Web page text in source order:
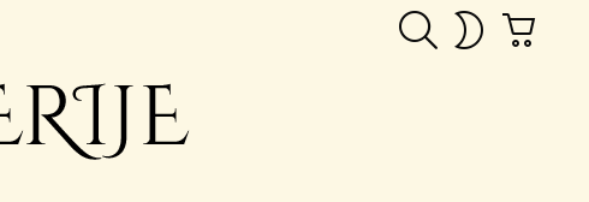
PRETRAGASWITCH
SKIN